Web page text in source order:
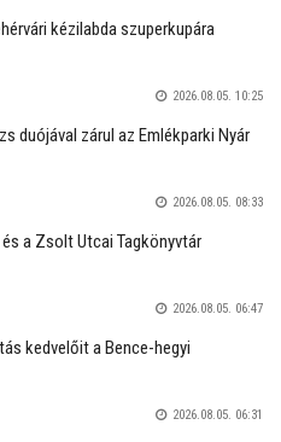
kézilabda szuperkupára
2026.08.05. 10:25
duójával zárul az Emlékparki Nyár
2026.08.05. 08:33
a Zsolt Utcai Tagkönyvtár
2026.08.05. 06:47
kedvelőit a Bence-hegyi
2026.08.05. 06:31